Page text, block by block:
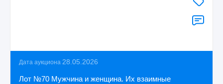
Дата аукциона 28.05.2026
Лот №70 Мужчина и женщина. Их взаимные